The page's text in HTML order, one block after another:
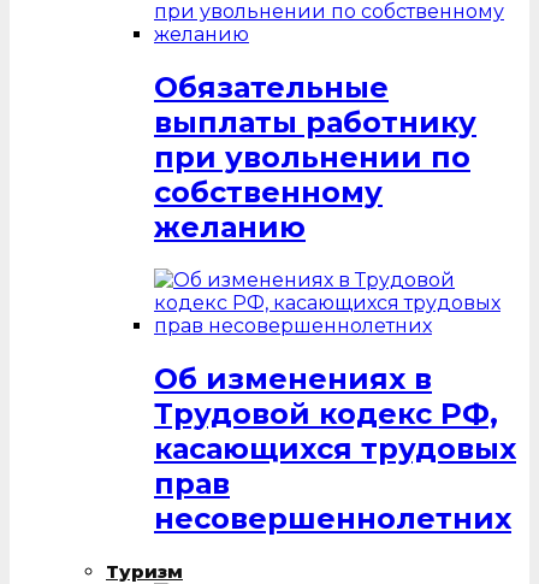
Обязательные
выплаты работнику
при увольнении по
собственному
желанию
Об изменениях в
Трудовой кодекс РФ,
касающихся трудовых
прав
несовершеннолетних
Туризм